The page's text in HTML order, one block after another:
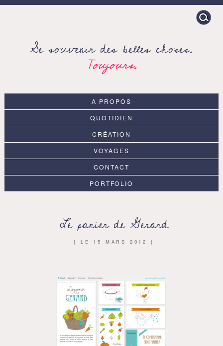
Search
for:
Se souvenir des belles choses.
Toujours.
A PROPOS
QUOTIDIEN
CRÉATION
VOYAGES
CONTACT
PORTFOLIO
Le panier de Gerard
{ LE 15 MARS 2012 }